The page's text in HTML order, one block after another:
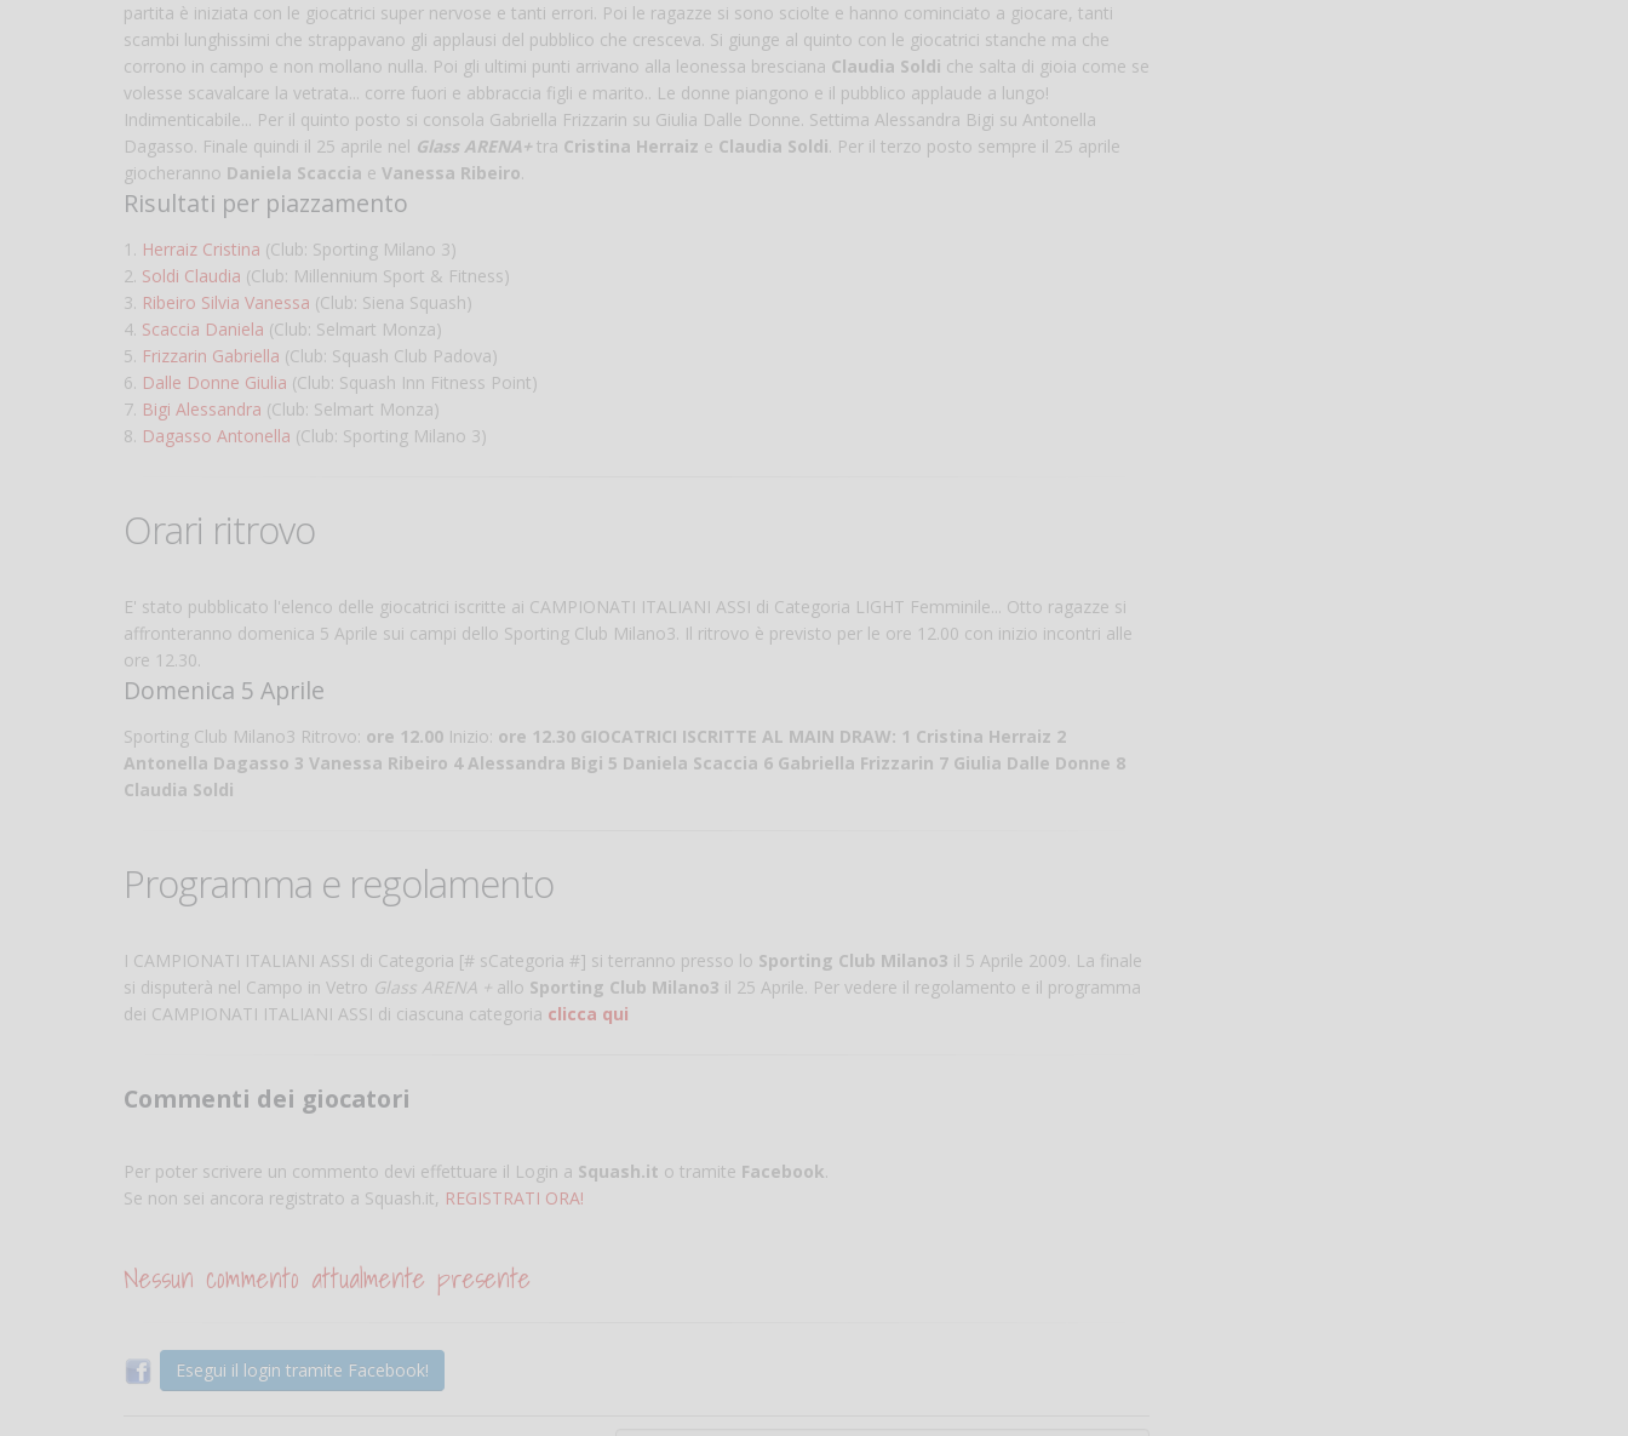
partita è iniziata con le giocatrici super nervose e tanti errori. Poi le ragazze si sono sciolte e hanno cominciato a giocare, tanti
scambi lunghissimi che strappavano gli applausi del pubblico che cresceva. Si giunge al quinto con le giocatrici stanche ma che
corrono in campo e non mollano nulla. Poi gli ultimi punti arrivano alla leonessa bresciana Claudia Soldi che salta di gioia come se
volesse scavalcare la vetrata... corre fuori e abbraccia figli e marito.. Le donne piangono e il pubblico applaude a lungo!
Indimenticabile... Per il quinto posto si consola Gabriella Frizzarin su Giulia Dalle Donne. Settima Alessandra Bigi su Antonella
Dagasso. Finale quindi il 25 aprile nel Glass ARENA+ tra Cristina Herraiz e Claudia Soldi. Per il terzo posto sempre il 25 aprile
giocheranno Daniela Scaccia e Vanessa Ribeiro.
Risultati per piazzamento
1. Herraiz Cristina (Club: Sporting Milano 3)
2. Soldi Claudia (Club: Millennium Sport & Fitness)
3. Ribeiro Silvia Vanessa (Club: Siena Squash)
4. Scaccia Daniela (Club: Selmart Monza)
5. Frizzarin Gabriella (Club: Squash Club Padova)
6. Dalle Donne Giulia (Club: Squash Inn Fitness Point)
7. Bigi Alessandra (Club: Selmart Monza)
8. Dagasso Antonella (Club: Sporting Milano 3)
Orari ritrovo
E' stato pubblicato l'elenco delle giocatrici iscritte ai CAMPIONATI ITALIANI ASSI di Categoria LIGHT Femminile... Otto ragazze si
affronteranno domenica 5 Aprile sui campi dello Sporting Club Milano3. Il ritrovo è previsto per le ore 12.00 con inizio incontri alle
ore 12.30.
Domenica 5 Aprile
Sporting Club Milano3 Ritrovo: ore 12.00 Inizio: ore 12.30 GIOCATRICI ISCRITTE AL MAIN DRAW: 1 Cristina Herraiz 2
Antonella Dagasso 3 Vanessa Ribeiro 4 Alessandra Bigi 5 Daniela Scaccia 6 Gabriella Frizzarin 7 Giulia Dalle Donne 8
Claudia Soldi
Programma e regolamento
I CAMPIONATI ITALIANI ASSI di Categoria [# sCategoria #] si terranno presso lo Sporting Club Milano3 il 5 Aprile 2009. La finale
si disputerà nel Campo in Vetro Glass ARENA + allo Sporting Club Milano3 il 25 Aprile. Per vedere il regolamento e il programma
dei CAMPIONATI ITALIANI ASSI di ciascuna categoria clicca qui
Commenti dei giocatori
Per poter scrivere un commento devi effettuare il Login a Squash.it o tramite Facebook.
Se non sei ancora registrato a Squash.it, REGISTRATI ORA!
Nessun commento attualmente presente
Esegui il login tramite Facebook!